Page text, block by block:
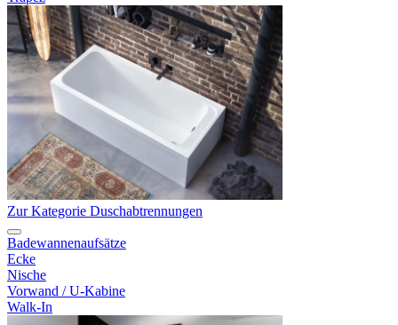
Zur Kategorie Duschabtrennungen
Badewannenaufsätze
Ecke
Nische
Vorwand / U-Kabine
Walk-In